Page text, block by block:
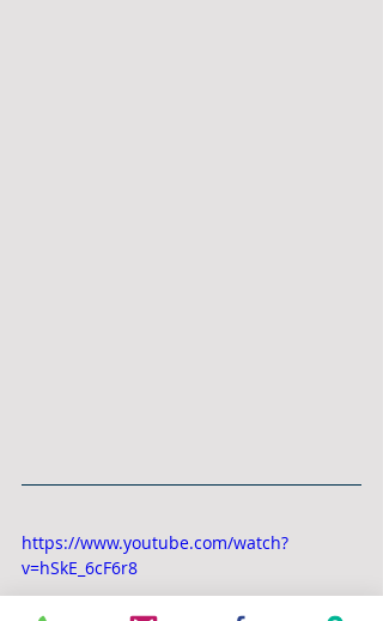
https://www.youtube.com/watch?
v=hSkE_6cF6r8